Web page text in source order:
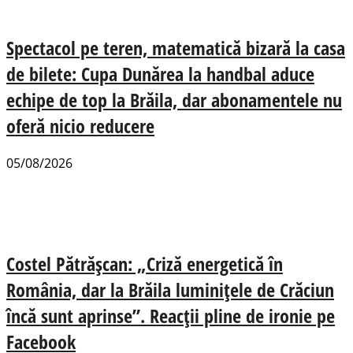
Spectacol pe teren, matematică bizară la casa
de bilete: Cupa Dunărea la handbal aduce
echipe de top la Brăila, dar abonamentele nu
oferă nicio reducere
05/08/2026
Costel Pătrășcan: „Criză energetică în
România, dar la Brăila luminițele de Crăciun
încă sunt aprinse”. Reacții pline de ironie pe
Facebook